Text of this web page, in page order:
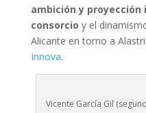
ambición y
consorcio y el
Alicante en torno a
Innova.
Vicente García Gil